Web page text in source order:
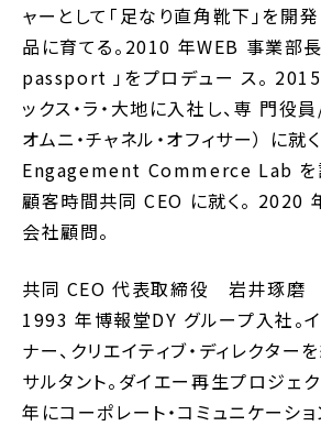
ャーとして「足なり直角靴下」を開
品に育てる。2010 年WEB 事業部長
passport 」をプロデュー ス。
ックス・ラ・大地に入社し、専 門役員
オムニ・チャネル・オフィサー） に就
Engagement Commerce Lab を
顧客時間共同 CEO に就く。 2020
会社顧問。
共同 CEO 代表取締役 岩井琢磨
1993 年博報堂DY グループ入社。イ
ナー、クリエイティブ・ディレクター
サルタント。ダイエー再生プロジェ
年にコーポレート・コミュニケーシ